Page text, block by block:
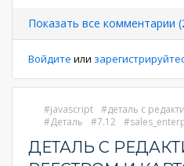
Показать все комментарии
Войдите или
javascript
деталь с
Деталь
7.12
ДЕТАЛЬ С